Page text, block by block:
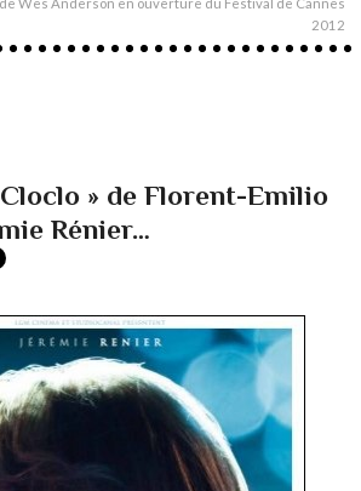
Wes Anderson en ouverture du Festival de Cannes
2012
» de Florent-Emilio
Rénier…